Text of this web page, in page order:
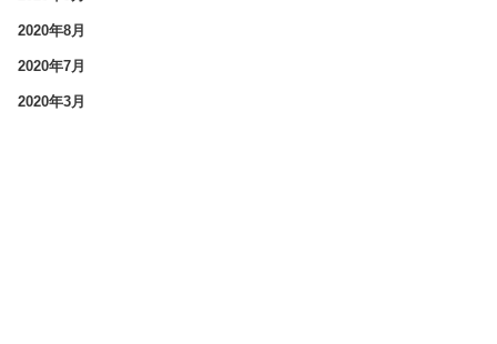
2020年8月
2020年7月
2020年3月